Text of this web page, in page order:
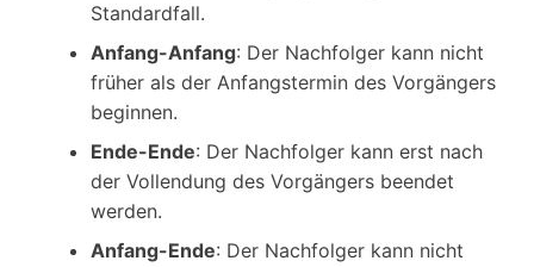
Standardfall.
Anfang-Anfang: Der Nachfolger kann nicht
früher als der Anfangstermin des Vorgängers
beginnen.
Ende-Ende: Der Nachfolger kann erst nach
der Vollendung des Vorgängers beendet
werden.
Anfang-Ende: Der Nachfolger kann nicht